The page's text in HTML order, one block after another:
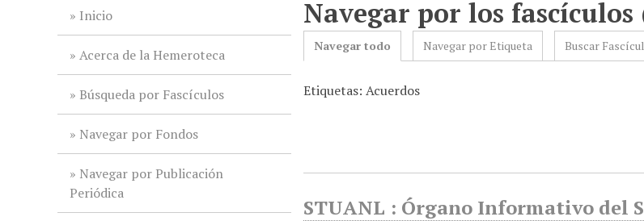
Inicio
Acerca de la Hemeroteca
Búsqueda por Fascículos
Navegar por Fondos
Navegar por Publicación
Periódica
Navegar por los
Navegar todo Navegar por Etiqueta Buscar
Etiquetas: Acuerdos
STUANL : Órgano Informativo del